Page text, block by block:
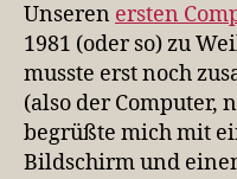
Unseren ersten
1981 (oder so) zu
musste erst noch
(also der Computer,
begrüßte mich mit
Bildschirm und